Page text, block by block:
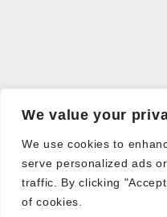
We value your
We use cookies to
serve personalized ads
traffic. By clicking
of cookies.